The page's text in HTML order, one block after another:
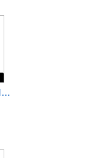
AMACHADO REPASO MATEMÁTICAS 3º